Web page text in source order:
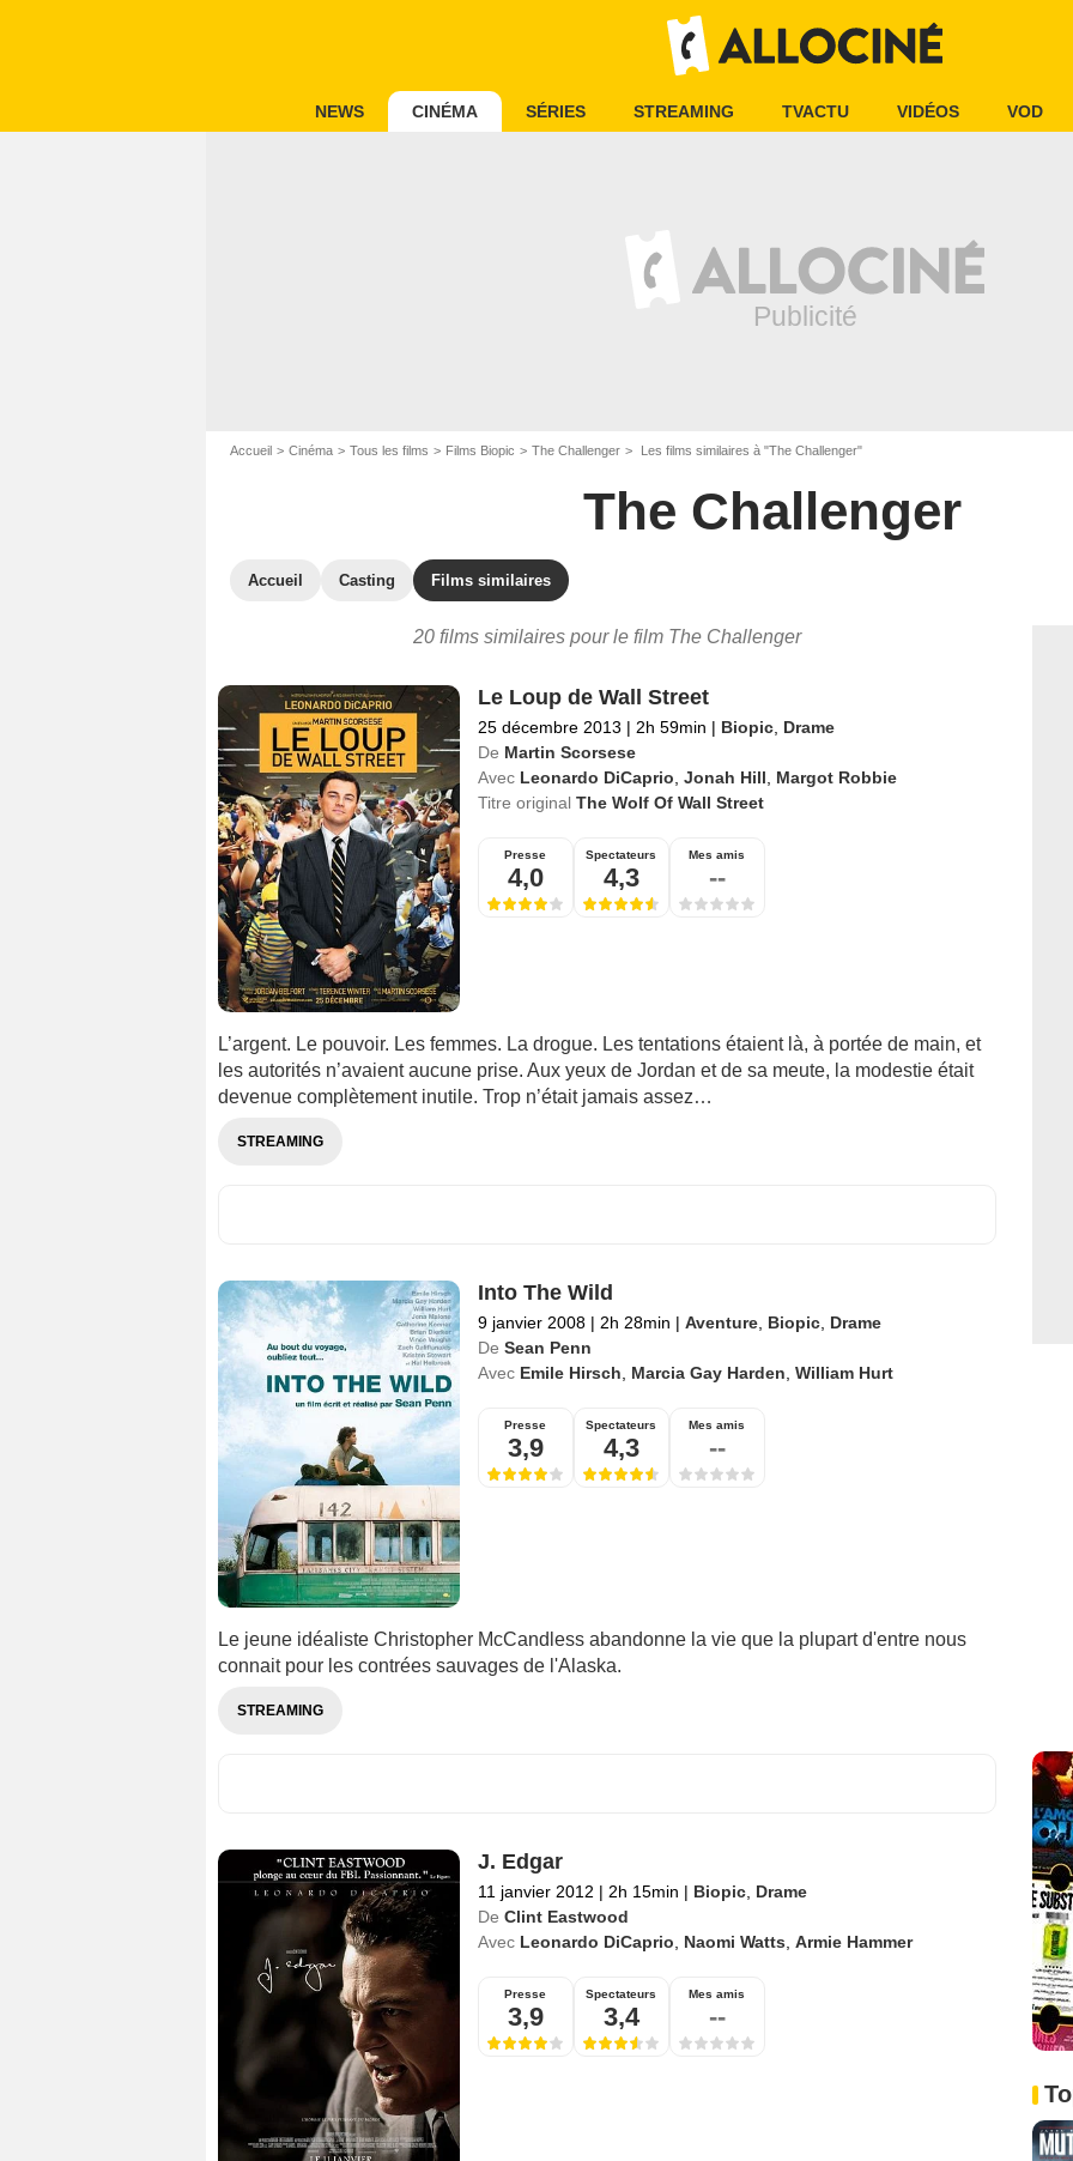
NEWS CINÉMA SÉRIES STREAMING TVACTU VIDÉOS VOD
Accueil Cinéma Tous les films Films Biopic The Challenger Les films similaires à "The Challenger"
The Challenger
Accueil Casting Films similaires
20 films similaires pour le film The Challenger
Le Loup de Wall Street
25 décembre 2013 | 2h 59min | Biopic, Drame
De Martin Scorsese
Avec Leonardo DiCaprio Jonah Hill
Margot Robbie
Titre original The Wolf Of Wall Street
Presse
4,0
Spectateurs
4,3
Mes amis
--
L’argent. Le pouvoir. Les femmes. La drogue. Les tentations étaient là, à portée de main, et
les autorités n’avaient aucune prise. Aux yeux de Jordan et de sa meute, la modestie était
devenue complètement inutile. Trop n’était jamais assez…
STREAMING
Into The Wild
9 janvier 2008 | 2h 28min | Aventure, Biopic, Drame
De Sean Penn
Avec Emile Hirsch Marcia Gay Harden William Hurt
Presse
3,9
Spectateurs
4,3
Mes amis
--
Le jeune idéaliste Christopher McCandless abandonne la vie que la plupart d'entre nous
connait pour les contrées sauvages de l'Alaska.
STREAMING
J. Edgar
11 janvier 2012 | 2h 15min | Biopic, Drame
De Clint Eastwood
Avec Leonardo DiCaprio Naomi Watts Armie Hammer
Presse
3,9
Spectateurs
3,4
Mes amis
--